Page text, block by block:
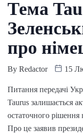
Тема
про
By Redactor 15
Питання передачі
Taurus залишається
остаточного рішення
Про це заявив